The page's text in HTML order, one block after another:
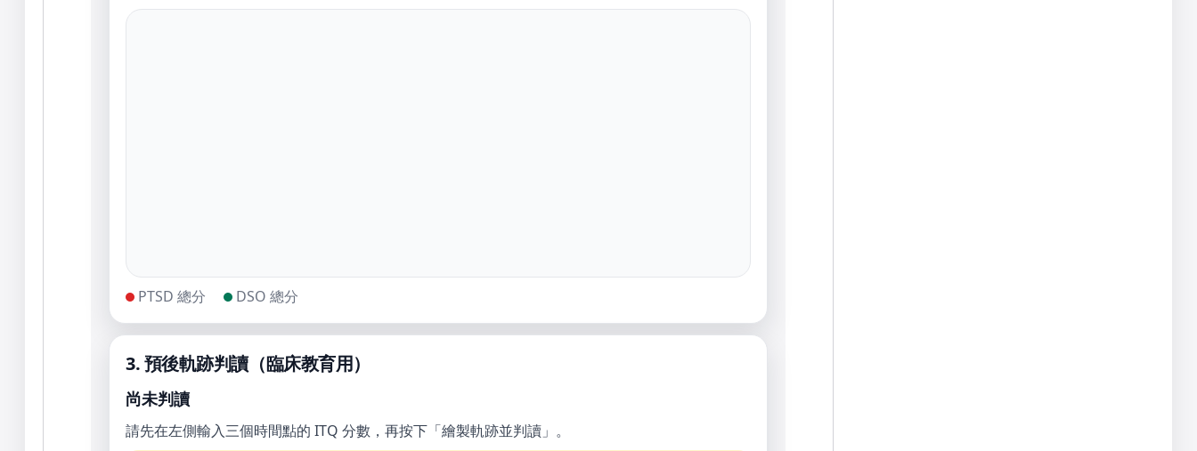
PTSD 總分 DSO 總分
3. 預後軌跡判讀（臨床教育用）
尚未判讀
請先在左側輸入三個時間點的 ITQ 分數，再按下「繪製軌跡並判讀」。